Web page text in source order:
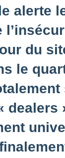
alerte
du
le
dealers